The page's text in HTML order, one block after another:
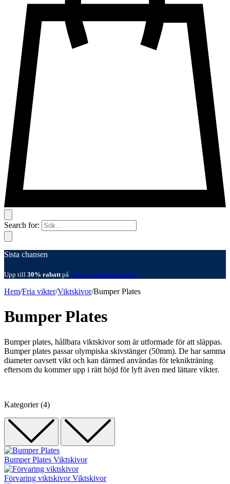
Search for:
Sista chansen
Upp till 30% rabattpå rack och kabelmaskiner!
Hem/Fria vikter/Viktskivor/Bumper Plates
Bumper Plates
Bumper plates, hållbara viktskivor som är utformade för att släppas.
Bumper plates passar olympiska skivstänger (50mm). De har samma
diameter oavsett vikt och kan därmed användas för teknikträning
eftersom du kommer upp i rätt höjd för lyft även med lättare vikter.
Kategorier (4)
Bumper Plates Viktskivor
Förvaring viktskivor Viktskivor